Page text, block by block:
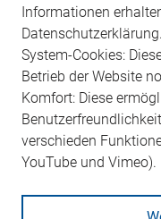
Mehr erfahren
0331 / 2309 320
Informationen
Datenschutzerklärung.
System-Cookies:
Betrieb der Website
Komfort: Diese
verschieden
YouTube und Vimeo).